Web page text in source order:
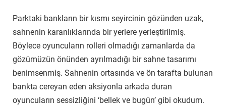
Parktaki bankların bir kısmı seyircinin gözünden uzak,
sahnenin karanlıklarında bir yerlere yerleştirilmiş.
Böylece oyuncuların rolleri olmadığı zamanlarda da
gözümüzün önünden ayrılmadığı bir sahne tasarımı
benimsenmiş. Sahnenin ortasında ve ön tarafta bulunan
bankta cereyan eden aksiyonla arkada duran
oyuncuların sessizliğini ‘bellek ve bugün’ gibi okudum.